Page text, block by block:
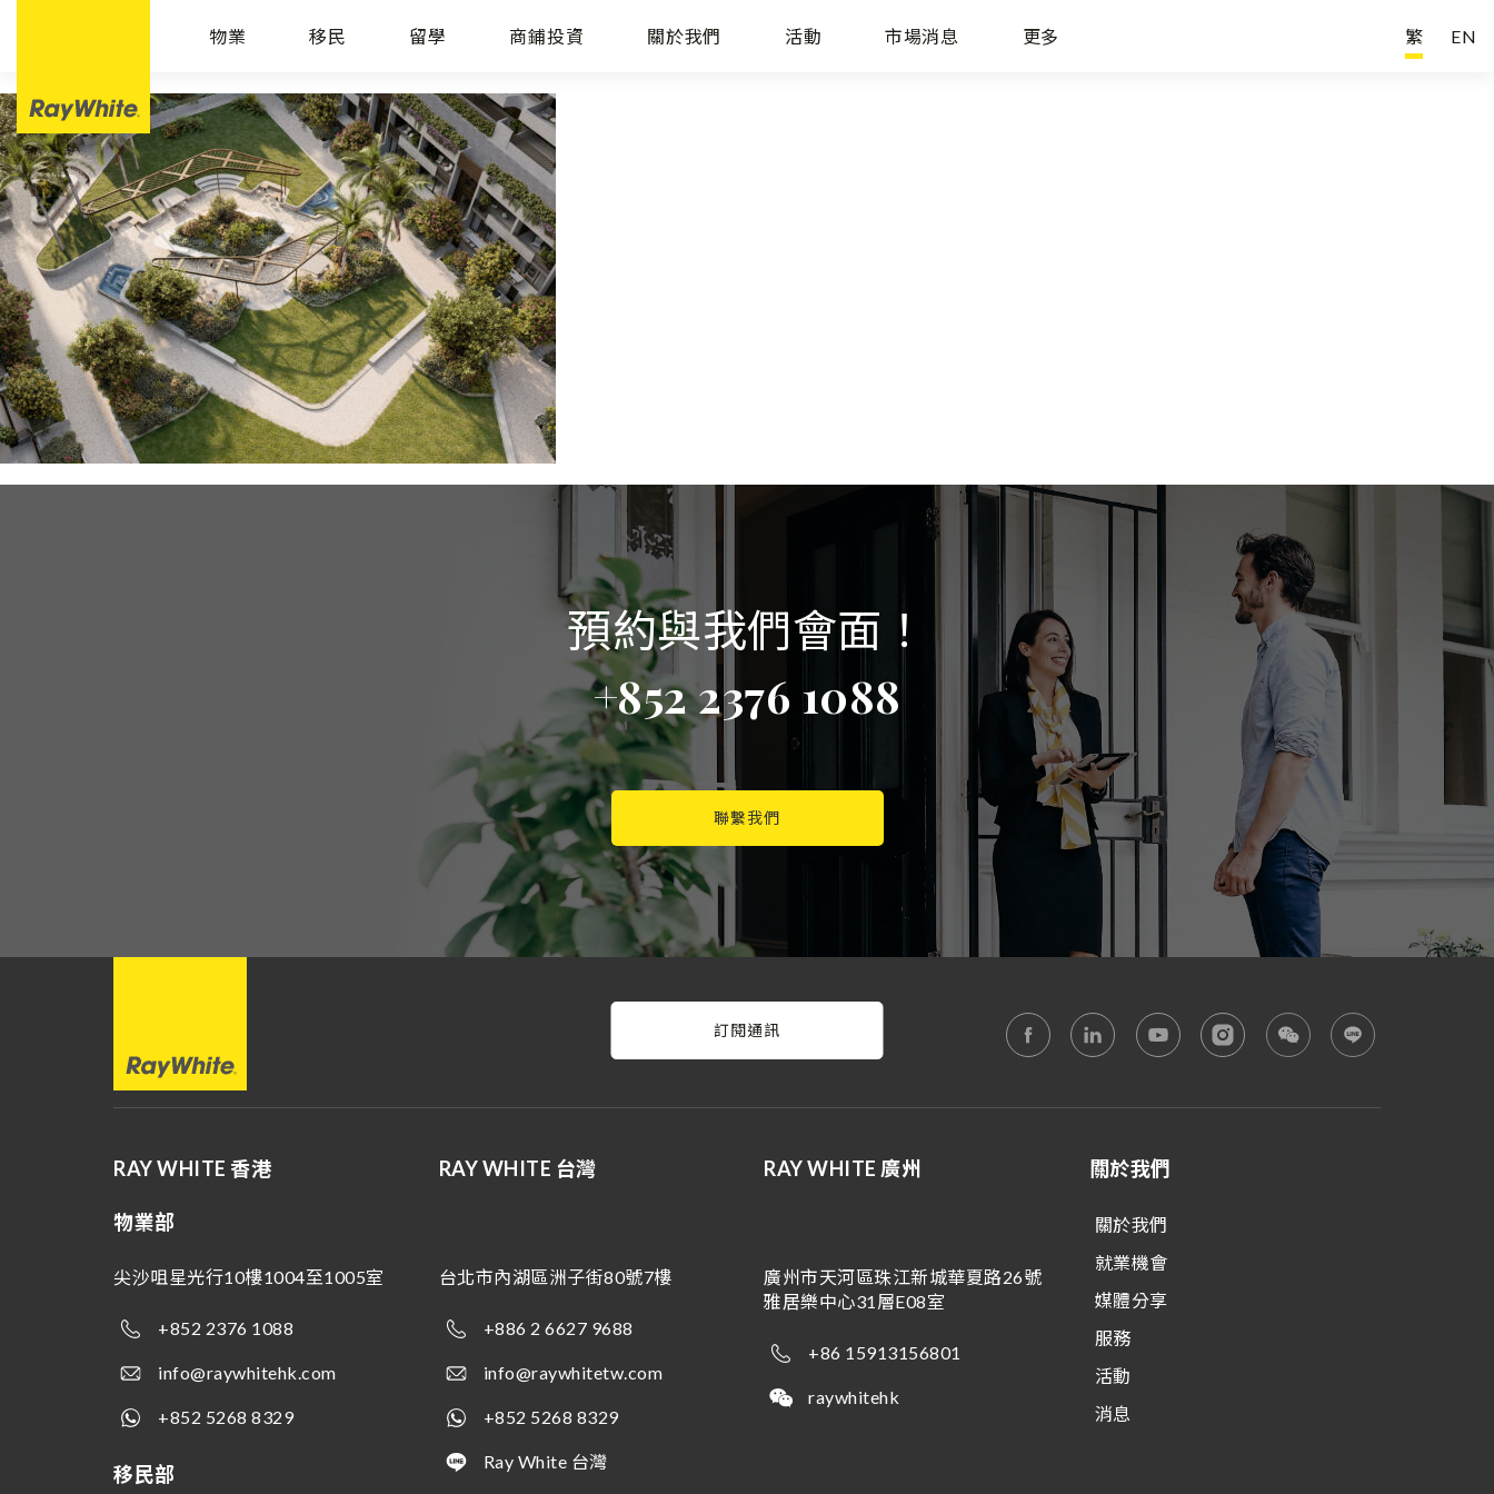
物業 移民 留學 商鋪投資 關於我們 活動 市場消息 更多 EN
繁
預約與我們會面！
+852 2376 1088
聯繫我們
RAY WHITE 香港
物業部
尖沙咀星光行10樓1004至1005室
+852 2376 1088
info@raywhitehk.com
+852 5268 8329
移民部
RAY WHITE 台灣
台北市內湖區洲子街80號7樓
+886 2 6627 9688
info@raywhitetw.com
+852 5268 8329
Ray White 台灣
RAY WHITE 廣州
廣州市天河區珠江新城華夏路26號
雅居樂中心31層E08室
+86 15913156801
raywhitehk
訂閱通訊
關於我們
關於我們
就業機會
媒體分享
服務
活動
消息